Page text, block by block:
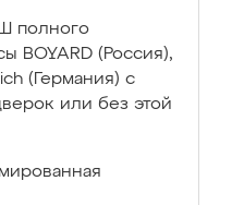
полного
BOYARD (Россия),
(Германия) с
или без этой